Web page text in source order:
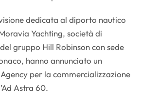
dedicata al diporto nautico
Yachting, società di
gruppo Hill Robinson con sede
hanno annunciato un
per la commercializzazione
Astra 60.